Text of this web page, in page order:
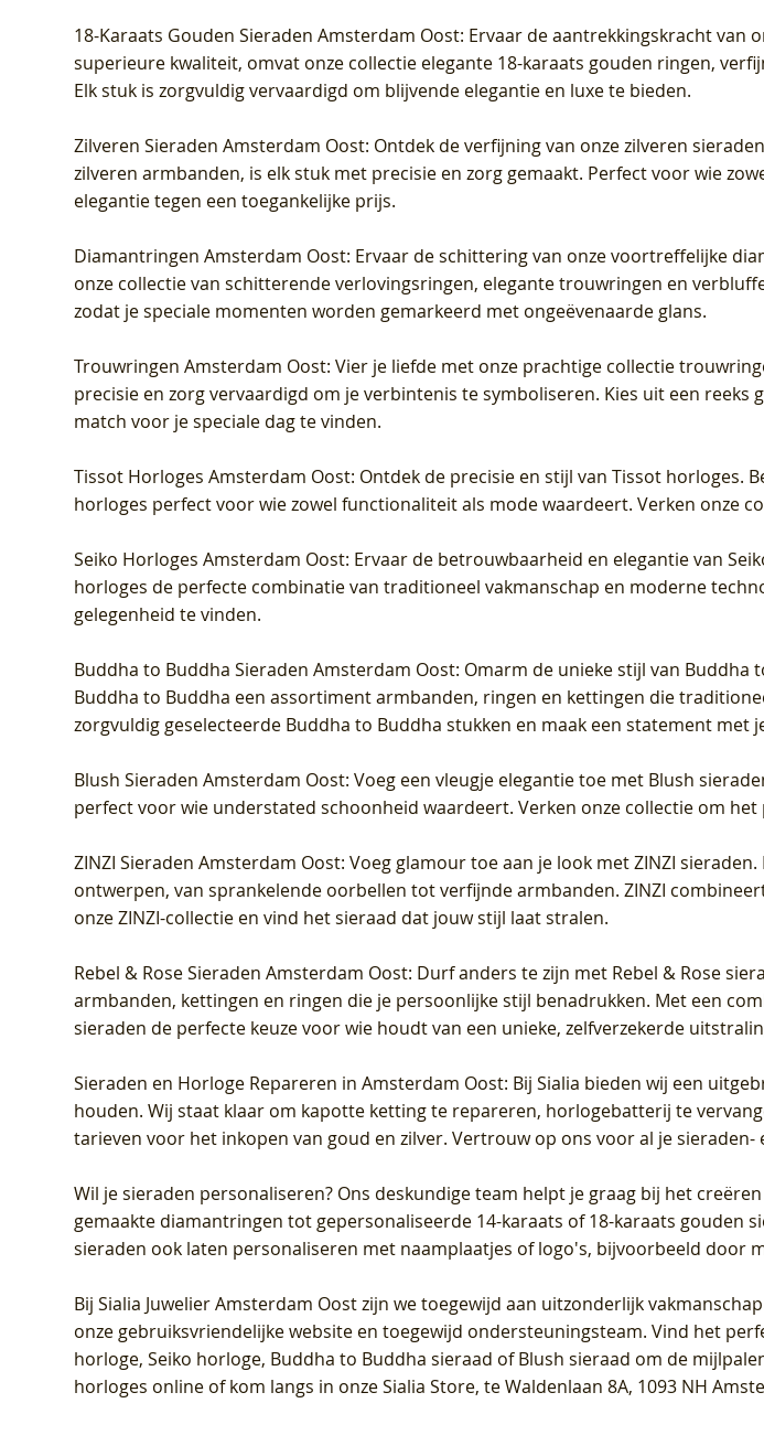
18-Karaats Gouden Sieraden Amsterdam Oost: Ervaar de aantrekkingskracht van
superieure kwaliteit, omvat onze collectie elegante 18-karaats gouden ringen,
Elk stuk is zorgvuldig vervaardigd om blijvende elegantie en luxe te bieden.
Zilveren Sieraden Amsterdam Oost: Ontdek de verfijning van onze zilveren
zilveren armbanden, is elk stuk met precisie en zorg gemaakt. Perfect voor wie
elegantie tegen een toegankelijke prijs.
Diamantringen Amsterdam Oost: Ervaar de schittering van onze voortreffelijke
onze collectie van schitterende verlovingsringen, elegante trouwringen en
zodat je speciale momenten worden gemarkeerd met ongeëvenaarde glans.
Trouwringen Amsterdam Oost: Vier je liefde met onze prachtige collectie
precisie en zorg vervaardigd om je verbintenis te symboliseren. Kies uit een
match voor je speciale dag te vinden.
Tissot Horloges Amsterdam Oost: Ontdek de precisie en stijl van Tissot horloges.
horloges perfect voor wie zowel functionaliteit als mode waardeert. Verken onze
Seiko Horloges Amsterdam Oost: Ervaar de betrouwbaarheid en elegantie van
horloges de perfecte combinatie van traditioneel vakmanschap en moderne
gelegenheid te vinden.
Buddha to Buddha Sieraden Amsterdam Oost: Omarm de unieke stijl van Buddha
Buddha to Buddha een assortiment armbanden, ringen en kettingen die
zorgvuldig geselecteerde Buddha to Buddha stukken en maak een statement met
Blush Sieraden Amsterdam Oost: Voeg een vleugje elegantie toe met Blush
perfect voor wie understated schoonheid waardeert. Verken onze collectie om
ZINZI Sieraden Amsterdam Oost: Voeg glamour toe aan je look met ZINZI
ontwerpen, van sprankelende oorbellen tot verfijnde armbanden. ZINZI
onze ZINZI-collectie en vind het sieraad dat jouw stijl laat stralen.
Rebel & Rose Sieraden Amsterdam Oost: Durf anders te zijn met Rebel & Rose
armbanden, kettingen en ringen die je persoonlijke stijl benadrukken. Met een
sieraden de perfecte keuze voor wie houdt van een unieke, zelfverzekerde
Sieraden en Horloge Repareren in Amsterdam Oost: Bij Sialia bieden wij een
houden. Wij staat klaar om kapotte ketting te repareren, horlogebatterij te
tarieven voor het inkopen van goud en zilver. Vertrouw op ons voor al je
Wil je sieraden personaliseren? Ons deskundige team helpt je graag bij het
gemaakte diamantringen tot gepersonaliseerde 14-karaats of 18-karaats gouden
sieraden ook laten personaliseren met naamplaatjes of logo's, bijvoorbeeld door
BijSialia Juwelier Amsterdam Oostzijn we toegewijd aan uitzonderlijk
onze gebruiksvriendelijke website en toegewijd ondersteuningsteam. Vind het
horloge, Seiko horloge, Buddha to Buddha sieraad of Blush sieraad om de
horloges online of kom langs in onze Sialia Store, te Waldenlaan 8A, 1093 NH